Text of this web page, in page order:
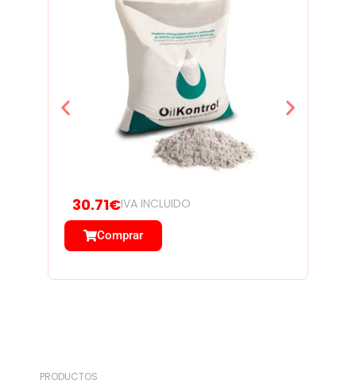
30.71€IVA INCLUIDO
Comprar
PRODUCTOS